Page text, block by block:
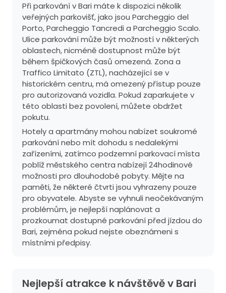
Při parkování v Bari máte k dispozici několik
veřejných parkovišť, jako jsou Parcheggio del
Porto, Parcheggio Tancredi a Parcheggio Scalo.
Ulice parkování může být možností v některých
oblastech, nicméně dostupnost může být
během špičkových časů omezená. Zona a
Traffico Limitato (ZTL), nacházející se v
historickém centru, má omezený přístup pouze
pro autorizovaná vozidla. Pokud zaparkujete v
této oblasti bez povolení, můžete obdržet
pokutu.
Hotely a apartmány mohou nabízet soukromé
parkování nebo mít dohodu s nedalekými
zařízeními, zatímco podzemní parkovací místa
poblíž městského centra nabízejí 24hodinové
možnosti pro dlouhodobé pobyty. Mějte na
paměti, že některé čtvrti jsou vyhrazeny pouze
pro obyvatele. Abyste se vyhnuli neočekávaným
problémům, je nejlepší naplánovat a
prozkoumat dostupné parkování před jízdou do
Bari, zejména pokud nejste obeznámeni s
místními předpisy.
Nejlepší atrakce k návštěvě v Bari